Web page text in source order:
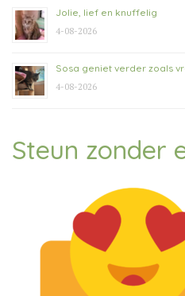
Jolie, lief en knuffelig
4-08-2026
Sosa geniet verder zoals
4-08-2026
Steun zonder